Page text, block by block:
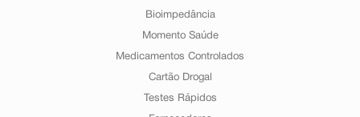
Bioimpedância
Momento Saúde
Medicamentos Controlados
Cartão Drogal
Testes Rápidos